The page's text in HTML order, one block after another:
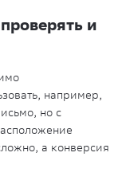
и
например,
но с
а конверсия